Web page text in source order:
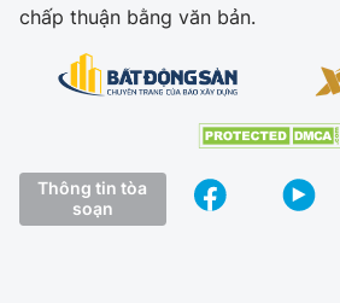
chấp thuận bằng văn bản.
Thông tin tòa
soạn